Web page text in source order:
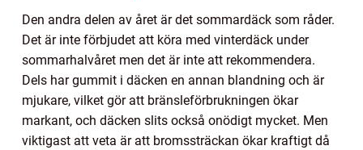
Den andra delen av året är det sommardäck som råder.
Det är inte förbjudet att köra med vinterdäck under
sommarhalvåret men det är inte att rekommendera.
Dels har gummit i däcken en annan blandning och är
mjukare, vilket gör att bränsleförbrukningen ökar
markant, och däcken slits också onödigt mycket. Men
viktigast att veta är att bromssträckan ökar kraftigt då